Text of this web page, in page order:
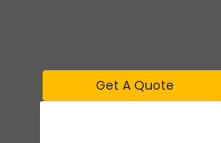
Get A Quote